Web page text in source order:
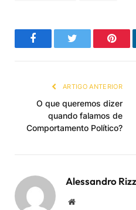
FacebookTwitter
ARTIGO ANTERIOR
O que queremos dizer
quando falamos de
Comportamento Político?
Alessandro
Website